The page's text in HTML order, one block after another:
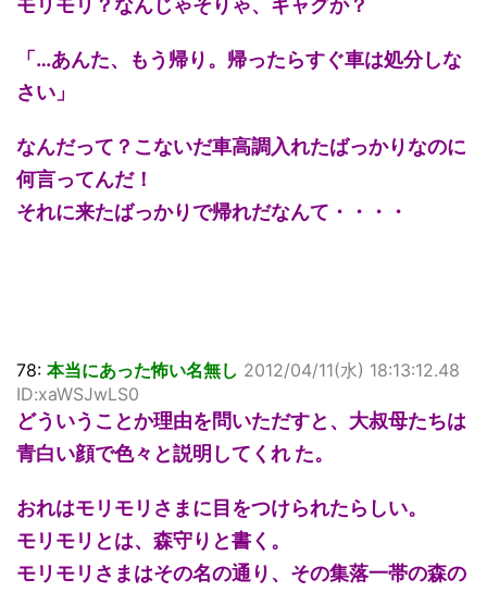
モリモリ？なんじゃそりゃ、ギャグか？
「…あんた、もう帰り。帰ったらすぐ車は処分しな
さい」
なんだって？こないだ車高調入れたばっかりなのに
何言ってんだ！
それに来たばっかりで帰れだなんて・・・・
78: 本当にあった怖い名無し 2012/04/11(水) 18:13:12.48
ID:xaWSJwLS0
どういうことか理由を問いただすと、大叔母たちは
青白い顔で色々と説明してくれ た。
おれはモリモリさまに目をつけられたらしい。
モリモリとは、森守りと書く。
モリモリさまはその名の通り、その集落一帯の森の